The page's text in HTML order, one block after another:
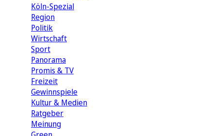
Köln-Spezial
Region
Politik
Wirtschaft
Sport
Panorama
Promis & TV
Freizeit
Gewinnspiele
Kultur & Medien
Ratgeber
Meinung